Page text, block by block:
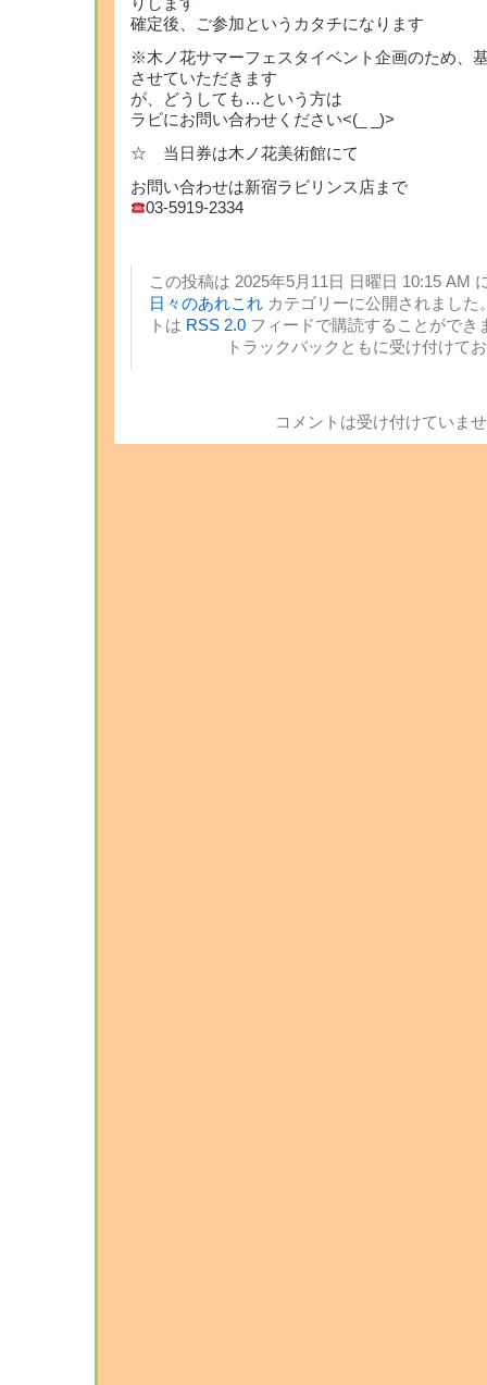
確定後、ご参加というカタチになります
※木ノ花サマーフェスタイベント企画のため、
させていただきます
が、どうしても…という方は
ラビにお問い合わせください<(_ _)>
☆ 当日券は木ノ花美術館にて
お問い合わせは新宿ラビリンス店まで
03-5919-2334
この投稿は 2025年5月11日 日曜日 10:15 AM
日々のあれこれカテゴリーに公開されました
トは RSS 2.0 フィードで購読することができ
トラックバックともに受け付けて
コメントは受け付けていま